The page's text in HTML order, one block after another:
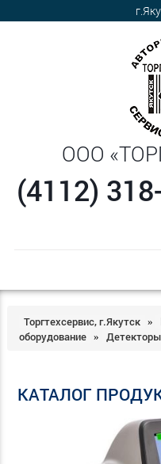
ООО
(4112)
Торгтехсервис, г.Якутск »
оборудование
»
КАТАЛОГ